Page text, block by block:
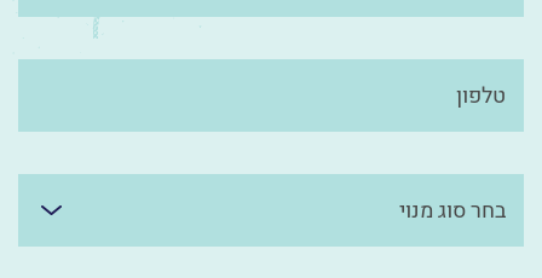
טלפון